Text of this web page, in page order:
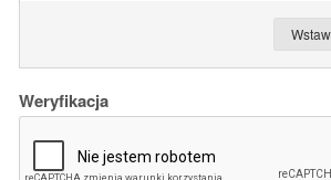
Weryfikacja